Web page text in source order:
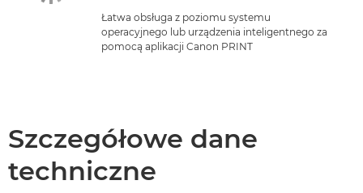
Łatwa obsługa z poziomu systemu
operacyjnego lub urządzenia inteligentnego za
pomocą aplikacji Canon PRINT
Szczegółowe dane
techniczne